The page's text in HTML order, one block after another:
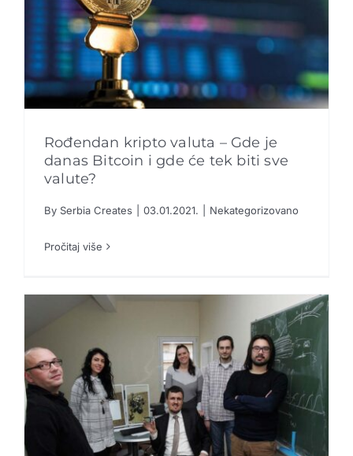
Rođendan kripto valuta – Gde je danas Bitcoin
Rođendan kripto valuta – Gde je
danas Bitcoin i gde će tek biti sve
valute?
By Serbia Creates 03.01.2021. Nekategorizovano
Pročitaj više